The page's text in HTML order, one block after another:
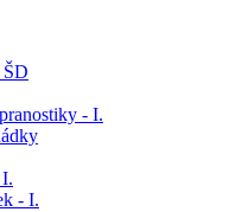
ŠD
- I.
- I.